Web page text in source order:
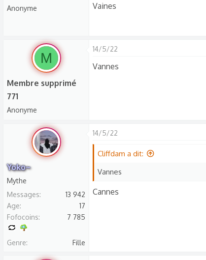
Anonyme Vaines
M
Membre supprimé
771
Anonyme
14/5/22
Vannes
Yoko~
Mythe
Messages
13 942
Age
17
Fofocoins
7 785
Genre Fille
14/5/22
Cliffdam a dit:
Vannes
Cannes